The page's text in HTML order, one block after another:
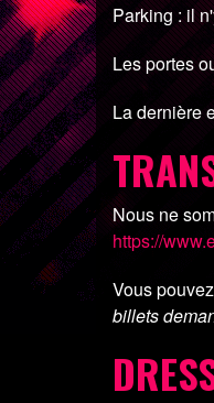
Parking : il
Les portes
La dernière
Nous ne
https://
Vous
billets